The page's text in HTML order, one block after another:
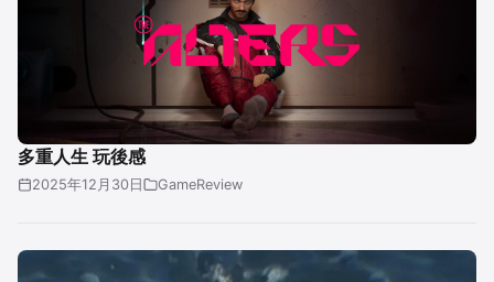
多重人生 玩後感
2025年12月30日 GameReview